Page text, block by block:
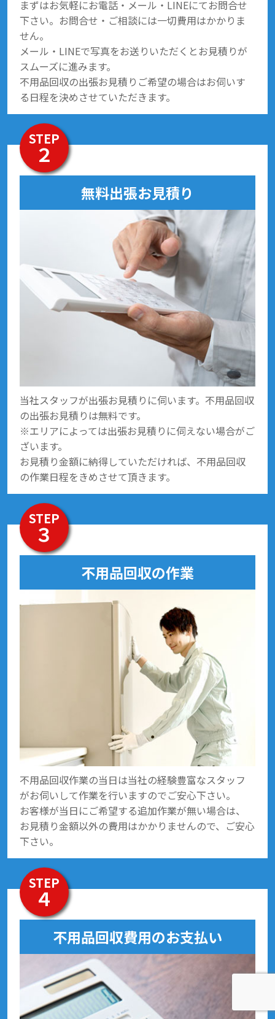
まずはお気軽にお電話・メール・LINEにてお問合せ
下さい。お問合せ・ご相談には一切費用はかかりま
せん。
メール・LINEで写真をお送りいただくとお見積りが
スムーズに進みます。
不用品回収の出張お見積りご希望の場合はお伺いす
る日程を決めさせていただきます。
STEP
２
無料出張お見積り
当社スタッフが出張お見積りに伺います。不用品回収
の出張お見積りは無料です。
※エリアによっては出張お見積りに伺えない場合がご
ざいます。
お見積り金額に納得していただければ、不用品回収
の作業日程をきめさせて頂きます。
STEP
３
不用品回収の作業
不用品回収作業の当日は当社の経験豊富なスタッフ
がお伺いして作業を行いますのでご安心下さい。
お客様が当日にご希望する追加作業が無い場合は、
お見積り金額以外の費用はかかりませんので、ご安心
下さい。
STEP
４
不用品回収費用のお支払い